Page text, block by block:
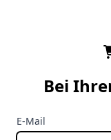
Bei
E-Mail